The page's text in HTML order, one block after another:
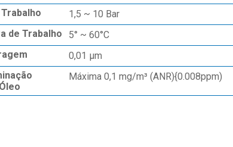
1,5 ~ 10 Bar
de Trabalho
5° ~ 60°C
0,01 µm
Máxima 0,1 mg/m³ (ANR){0.008ppm)